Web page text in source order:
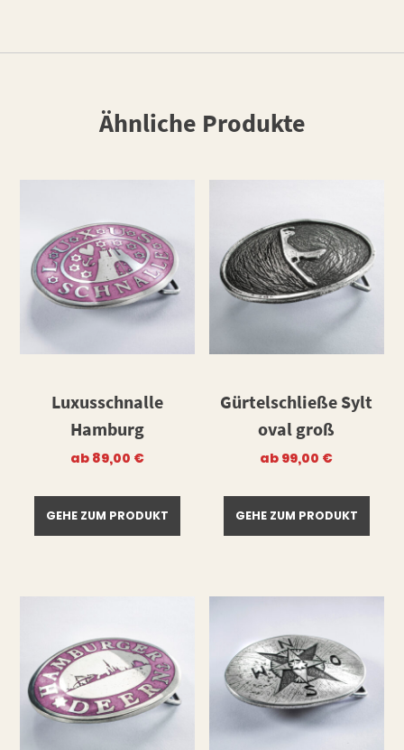
Ähnliche Produkte
Luxusschnalle
Hamburg
ab 89,00 €
GEHE ZUM PRODUKT
Gürtelschließe Sylt
oval groß
ab 99,00 €
GEHE ZUM PRODUKT